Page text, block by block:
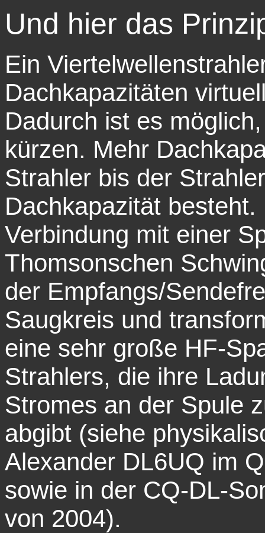
Und hier das
Ein
Dachkapazitäten
Dadurch ist es
kürzen. Mehr
Strahler bis der
Dachkapazität
Verbindung mit einer
Thomsonschen
der Empfangs/
Saugkreis und
eine sehr große HF-
Strahlers, die ihre
Stromes an der Spule
abgibt (siehe
Alexander DL6UQ im
sowie in der CQ-DL-
von 2004).